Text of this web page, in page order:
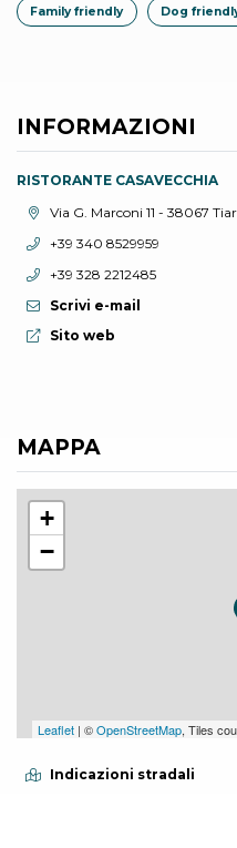
Family friendly Dog
INFORMAZIONI
RISTORANTE CASAVECCHIA
Località:Via G. Marconi 11 - 38067
Telefono:
+39 340 8529959
Telefono:
+39 328 2212485
Scrivi e-mail
Sito web:
Sito web
MAPPA
+
−
Leaflet | ©OpenStreetMap, Tiles
Indicazioni stradali